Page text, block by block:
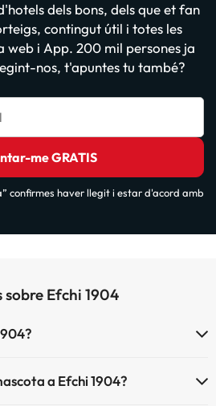
dels bons, dels que et fan
contingut útil i totes les
web i App. 200 mil persones ja
nos, t'apuntes tu també?
me GRATIS
confirmes haver llegit i estar d'acord amb
Efchi 1904
a Efchi 1904?